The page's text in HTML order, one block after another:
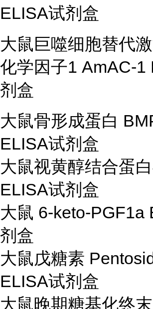
ELISA试剂盒
大鼠巨噬细胞替代
化学因子1 AmAC-1
剂盒
大鼠骨形成蛋白
ELISA试剂盒
大鼠视黄醇结合蛋白
ELISA试剂盒
大鼠 6-keto-PGF1a
剂盒
大鼠戊糖素
ELISA试剂盒
大鼠晚期糖基化终